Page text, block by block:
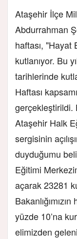
Ataşehir İlçe
Abdurrahman
haftası, "Hayat
kutlanıyor. Bu
tarihlerinde
Haftası
gerçekleştirildi.
Ataşehir Halk
sergisinin
duyduğumu
Eğitimi
açarak 23281
yüzde 10’na
elimizden